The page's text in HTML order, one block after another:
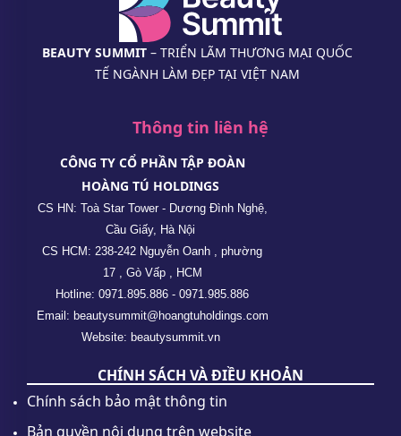
BEAUTY SUMMIT– TRIỂN LÃM THƯƠNG MẠI QUỐC
TẾ NGÀNH LÀM ĐẸP TẠI VIỆT NAM
Thông tin liên hệ
CÔNG TY CỔ PHẦN TẬP ĐOÀN
HOÀNG TÚ HOLDINGS
CS HN: Toà Star Tower - Dương Đình Nghệ,
Cầu Giấy, Hà Nội
CS HCM: 238-242 Nguyễn Oanh , phường
17 , Gò Vấp , HCM
Hotline: 0971.895.886 - 0971.985.886
Email: beautysummit@hoangtuholdings.com
Website: beautysummit.vn
CHÍNH SÁCH VÀ ĐIỀU KHOẢN
Chính sách bảo mật thông tin
Bản quyền nội dung trên website